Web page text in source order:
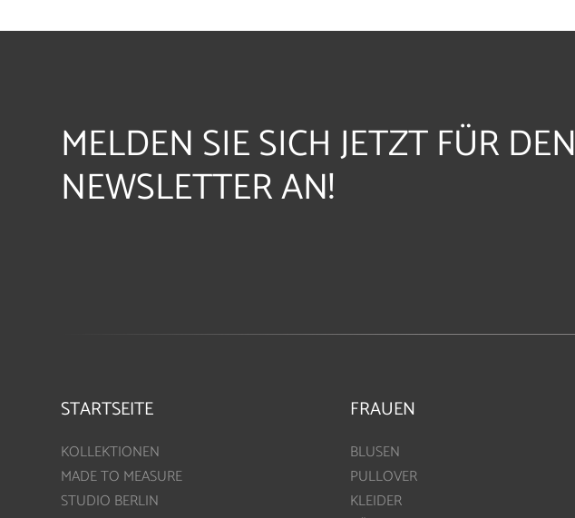
MELDEN SIE SICH JETZT FÜR DEN
NEWSLETTER AN!
STARTSEITE
KOLLEKTIONEN
MADE TO MEASURE
STUDIO BERLIN
FRAUEN
BLUSEN
PULLOVER
KLEIDER